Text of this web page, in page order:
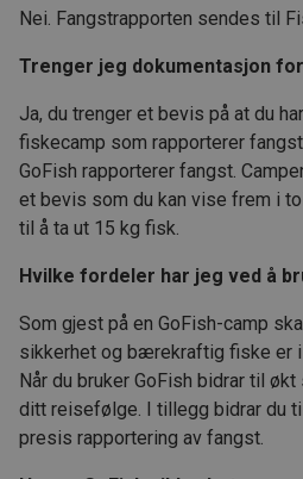
Nei. Fangstrapporten sendes til
Trenger jeg dokumentasjon
Ja, du trenger et bevis på at du
fiskecamp som rapporterer
GoFish rapporterer fangst.
et bevis som du kan vise frem i
til å ta ut 15 kg fisk.
Hvilke fordeler har jeg ved å
Som gjest på en GoFish-camp
sikkerhet og bærekraftig fiske er
Når du bruker GoFish bidrar til
ditt reisefølge. I tillegg bidrar du
presis rapportering av fangst.